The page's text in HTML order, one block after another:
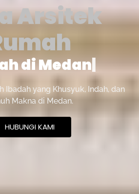
Arsitek
|
Ibadah yang Khusyuk, Indah, dan
Makna di Medan.
HUBUNGI KAMI